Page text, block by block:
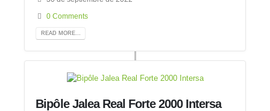
0 Comments
READ MORE...
Bipôle Jalea Real Forte 2000 Intersa